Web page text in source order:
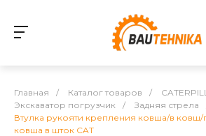
Главная / Каталог товаров /
Экскаватор погрузчик
/ Задняя стрела
Втулка рукояти крепления ковша/в
ковша в шток CAT